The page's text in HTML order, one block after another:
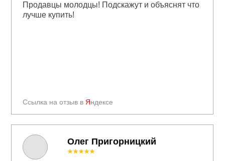
Олег Пригорницкий
Ссылка на отзыв в Яндексе
Продавцы молодцы! Подскажут и объяснят что
лучше купить!
★★★★★